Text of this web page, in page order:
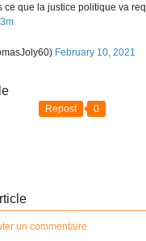
ce que la justice politique va
February 10, 2021
Repost 0
un commentaire